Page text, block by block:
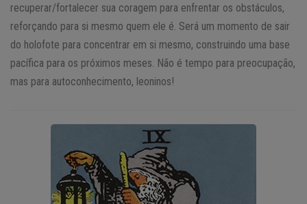
recuperar/fortalecer sua coragem para enfrentar os obstáculos,
reforçando para si mesmo quem ele é. Será um momento de sair
do holofote para concentrar em si mesmo, construindo uma base
pacífica para os próximos meses. Não é tempo para preocupação,
mas para autoconhecimento, leoninos!